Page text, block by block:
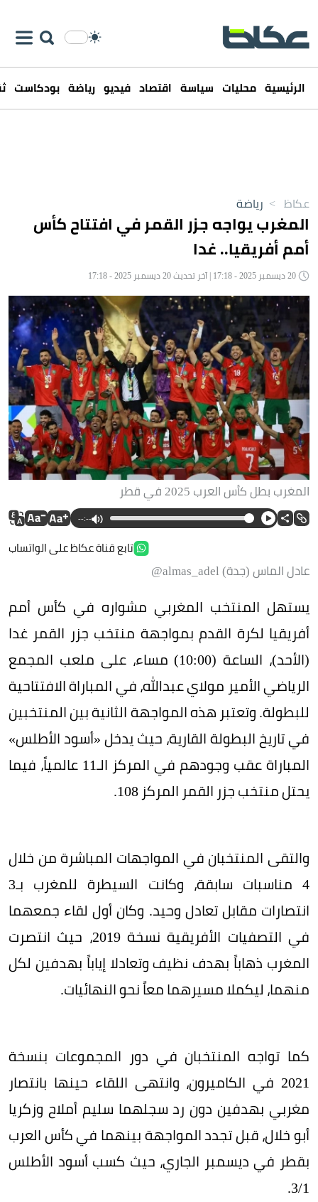
الرئيسية محليات سياسة اقتصاد فيديو رياضة بودكاست
عكاظ > رياضة
المغرب يواجه جزر القمر في افتتاح كأس
أمم أفريقيا.. غدا
المغرب بطل كأس العرب 2025 في قطر
--:--
تابع قناة عكاظ على الواتساب
عادل الماس (جدة) almas_adel@
يستهل المنتخب المغربي مشواره في كأس أمم
أفريقيا لكرة القدم بمواجهة منتخب جزر القمر غدا
(الأحد)، الساعة (10:00) مساء، على ملعب المجمع
الرياضي الأمير مولاي عبدالله، في المباراة الافتتاحية
للبطولة. وتعتبر هذه المواجهة الثانية بين المنتخبين
في تاريخ البطولة القارية، حيث يدخل «أسود الأطلس»
المباراة عقب وجودهم في المركز الـ11 عالمياً، فيما
يحتل منتخب جزر القمر المركز 108.
والتقى المنتخبان في المواجهات المباشرة من خلال
4 مناسبات سابقة، وكانت السيطرة للمغرب بـ3
انتصارات مقابل تعادل وحيد. وكان أول لقاء جمعهما
في التصفيات الأفريقية نسخة 2019، حيث انتصرت
المغرب ذهاباً بهدف نظيف وتعادلا إياباً بهدفين لكل
منهما، ليكملا مسيرهما معاً نحو النهائيات.
كما تواجه المنتخبان في دور المجموعات بنسخة
2021 في الكاميرون، وانتهى اللقاء حينها بانتصار
مغربي بهدفين دون رد سجلهما سليم أملاح وزكريا
أبو خلال، قبل تجدد المواجهة بينهما في كأس العرب
بقطر في ديسمبر الجاري، حيث كسب أسود الأطلس
3/1.